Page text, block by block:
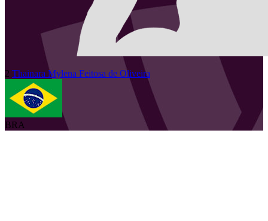
2 Thainara Mylena Feitosa de Oliveira
BRA